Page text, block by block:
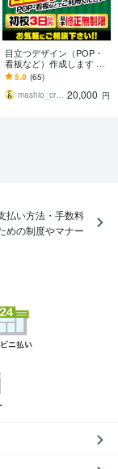
目立つデザイン（POP・
看板など）作成します PO
Pや看板など目立たせたい
デザインをお安く作成致
します
5.0 (65)
mashio_creat 20,000 円
払い方法・手数料
めの制度やマナー